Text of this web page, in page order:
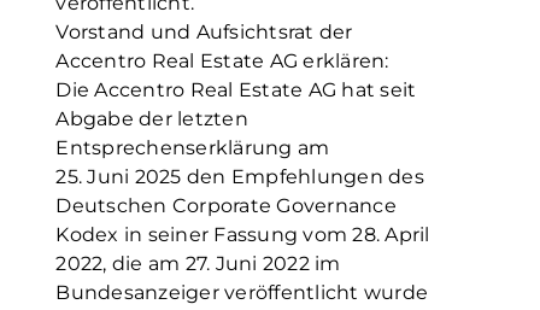
Vorstand und Aufsichtsrat der
Accentro Real Estate AG erklären:
Die Accentro Real Estate AG hat seit
Abgabe der letzten
Entsprechenserklärung am
25. Juni 2025 den Empfehlungen des
Deutschen Corporate Governance
Kodex in seiner Fassung vom 28. April
2022, die am 27. Juni 2022 im
Bundesanzeiger veröffentlicht wurde